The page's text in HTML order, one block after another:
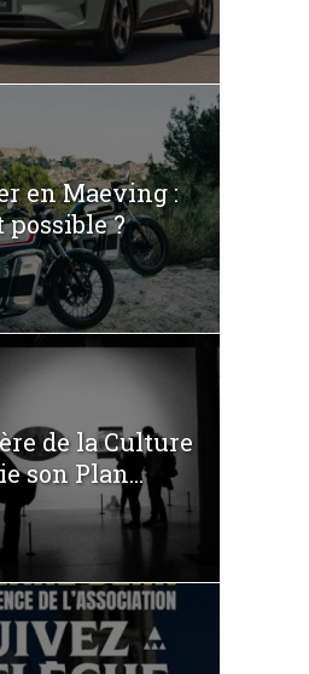
en Maeving :
possible ?
de la Culture
son Plan...